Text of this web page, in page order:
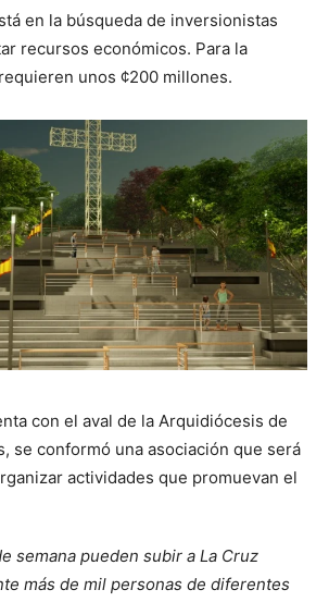
en la búsqueda de inversionistas
recursos económicos. Para la
unos ¢200 millones.
con el aval de la Arquidiócesis de
se conformó una asociación que será
actividades que promuevan el
semana pueden subir a La Cruz
más de mil personas de diferentes